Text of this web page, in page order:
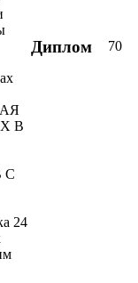
В
С
24
Диплом 70